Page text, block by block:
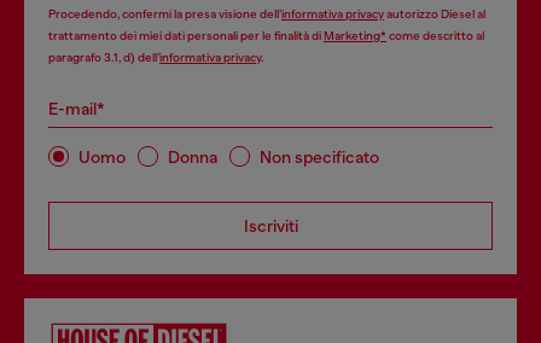
Procedendo, confermi la presa visione dell’informativa privacyautorizzo Diesel al
trattamento dei miei dati personali per le finalità diMarketing*come descritto al
paragrafo 3.1, d) dell’informativa privacy.
E-mail*
Uomo Donna Non specificato
Iscriviti